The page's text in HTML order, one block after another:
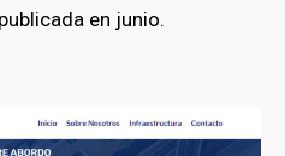
en junio.